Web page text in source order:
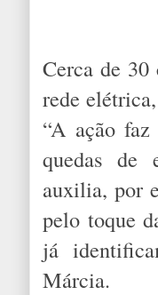
Cerca de 30
rede
“A ação
quedas de
auxilia, por
pelo toque
já
Márcia.